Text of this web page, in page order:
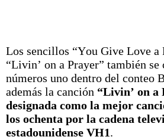
Los sencillos “You Give Love a
“Livin’ on a Prayer” también
números uno dentro del conteo
además la canción “Livin’ on a
designada como la mejor
los ochenta por la cadena
estadounidense VH1.